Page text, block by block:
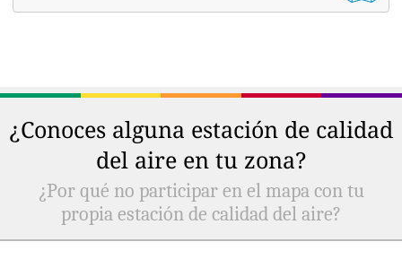
¿Conoces alguna estación de calidad
del aire en tu zona?
¿Por qué no participar en el mapa con tu
propia estación de calidad del aire?